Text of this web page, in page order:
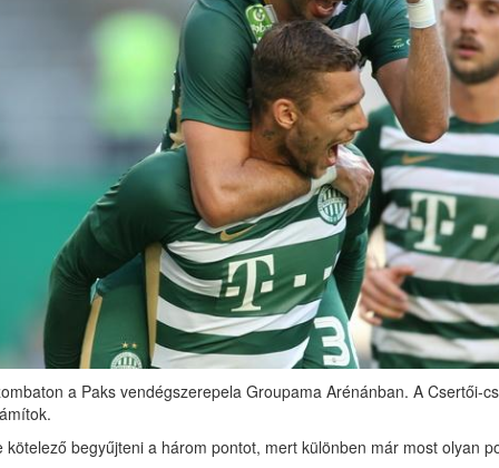
a Paks vendégszerepela Groupama Arénánban. A
kötelező begyűjteni a három pontot, mert különben már most olyan